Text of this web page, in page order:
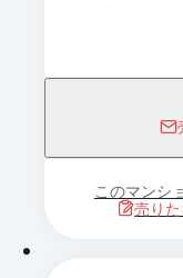
このマンシ
売り